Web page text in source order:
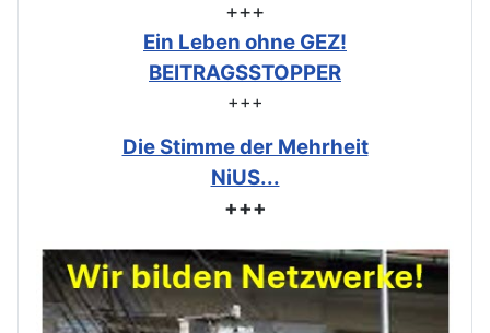
+++
Ein Leben ohne GEZ!
BEITRAGSSTOPPER
+++
Die Stimme der Mehrheit
NiUS...
+++